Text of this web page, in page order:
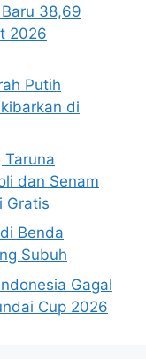
38,69
2026
Putih
di
Taruna
dan Senam
Gratis
Benda
Subuh
Gagal
Cup 2026